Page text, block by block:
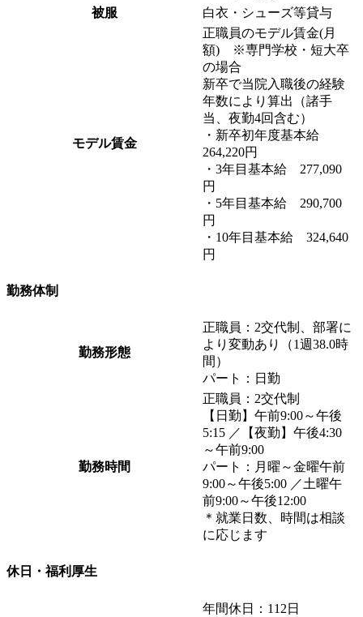
被服
白衣・シューズ等貸与
モデル賃金
正職員のモデル賃金(月
額) ※専門学校・短大卒
の場合
新卒で当院入職後の経験
年数により算出（諸手
当、夜勤4回含む）
・新卒初年度基本給
264,220円
・3年目基本給 277,090
円
・5年目基本給 290,700
円
・10年目基本給 324,640
円
勤務体制
勤務形態
正職員：2交代制、部署に
より変動あり（1週38.0時
間）
パート：日勤
勤務時間
正職員：2交代制
【日勤】午前9:00～午後
5:15 ／【夜勤】午後4:30
～午前9:00
パート：月曜～金曜午前
9:00～午後5:00 ／土曜午
前9:00～午後12:00
＊就業日数、時間は相談
に応じます
休日・福利厚生
年間休日：112日